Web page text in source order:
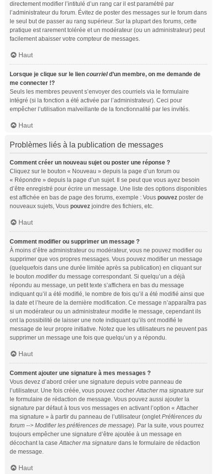
directement modifier l’intitulé d’un rang car il est paramétré par
l’administrateur du forum. Évitez de poster des messages sur le forum dans
le seul but de passer au rang supérieur. Sur la plupart des forums, cette
pratique est rarement tolérée et un modérateur (ou un administrateur) peut
facilement abaisser votre compteur de messages.
Haut
Lorsque je clique sur le lien courrield’un membre, on me demande de
me connecter !?
Seuls les membres peuvent s’envoyer des courriels via le formulaire
intégré (si la fonction a été activée par l’administrateur). Ceci pour
empêcher l’utilisation malveillante de la fonctionnalité par les invités.
Haut
Problèmes liés à la publication de messages
Comment créer un nouveau sujet ou poster une réponse ?
Cliquez sur le bouton « Nouveau » depuis la page d’un forum ou
« Répondre » depuis la page d’un sujet. Il se peut que vous ayez besoin
d’être enregistré pour écrire un message. Une liste des options disponibles
est affichée en bas de page des forums, exemple : Vous pouvez poster de
nouveaux sujets, Vous pouvez joindre des fichiers, etc.
Haut
Comment modifier ou supprimer un message ?
À moins d’être administrateur ou modérateur, vous ne pouvez modifier ou
supprimer que vos propres messages. Vous pouvez modifier un message
(quelquefois dans une durée limitée après sa publication) en cliquant sur
le bouton modifierdu message correspondant. Si quelqu’un a déjà
répondu au message, un petit texte s’affichera en bas du message
indiquant qu’il a été modifié, le nombre de fois qu’il a été modifié ainsi que
la date et l’heure de la dernière modification. Ce message n’apparaîtra pas
si un modérateur ou un administrateur modifie le message, cependant ils
ont la possibilité de laisser une note indiquant qu’ils ont modifié le
message de leur propre initiative. Notez que les utilisateurs ne peuvent pas
supprimer un message une fois que quelqu’un y a répondu.
Haut
Comment ajouter une signature à mes messages ?
Vous devez d’abord créer une signature depuis votre panneau de
l’utilisateur. Une fois créée, vous pouvez cocherAttacher ma signature sur
le formulaire de rédaction de message. Vous pouvez aussi ajouter la
signature par défaut à tous vos messages en activant l’option « Attacher
ma signature » à partir du panneau de l’utilisateur (ongletPréférences du
forum --> Modifier les préférences de message). Par la suite, vous pourrez
toujours empêcher une signature d’être ajoutée à un message en
décochant la caseAttacher ma signature dans le formulaire de rédaction
de message.
Haut